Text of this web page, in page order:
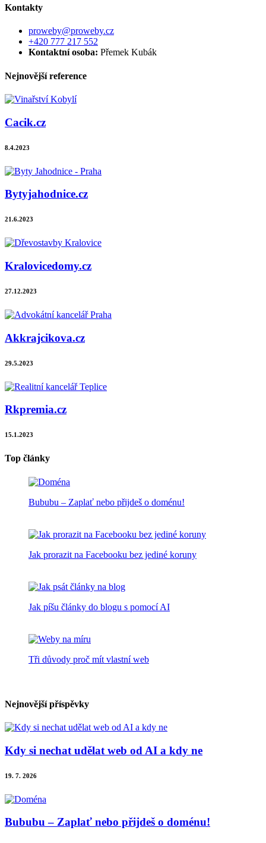
Kontakty
proweby@proweby.cz
+420 777 217 552
Kontaktní osoba: Přemek Kubák
Nejnovější reference
Cacik.cz
8.4.2023
Bytyjahodnice.cz
21.6.2023
Kralovicedomy.cz
27.12.2023
Akkrajcikova.cz
29.5.2023
Rkpremia.cz
15.1.2023
Top články
Bububu – Zaplať nebo přijdeš o doménu!
Jak prorazit na Facebooku bez jediné koruny
Jak píšu články do blogu s pomocí AI
Tři důvody proč mít vlastní web
Nejnovější příspěvky
Kdy si nechat udělat web od AI a kdy ne
19. 7. 2026
Bububu – Zaplať nebo přijdeš o doménu!